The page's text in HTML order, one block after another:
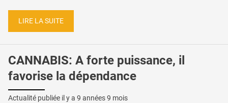
LIRE LA SUITE
CANNABIS: A forte puissance, il
favorise la dépendance
Actualité publiée il y a 9 années 9 mois